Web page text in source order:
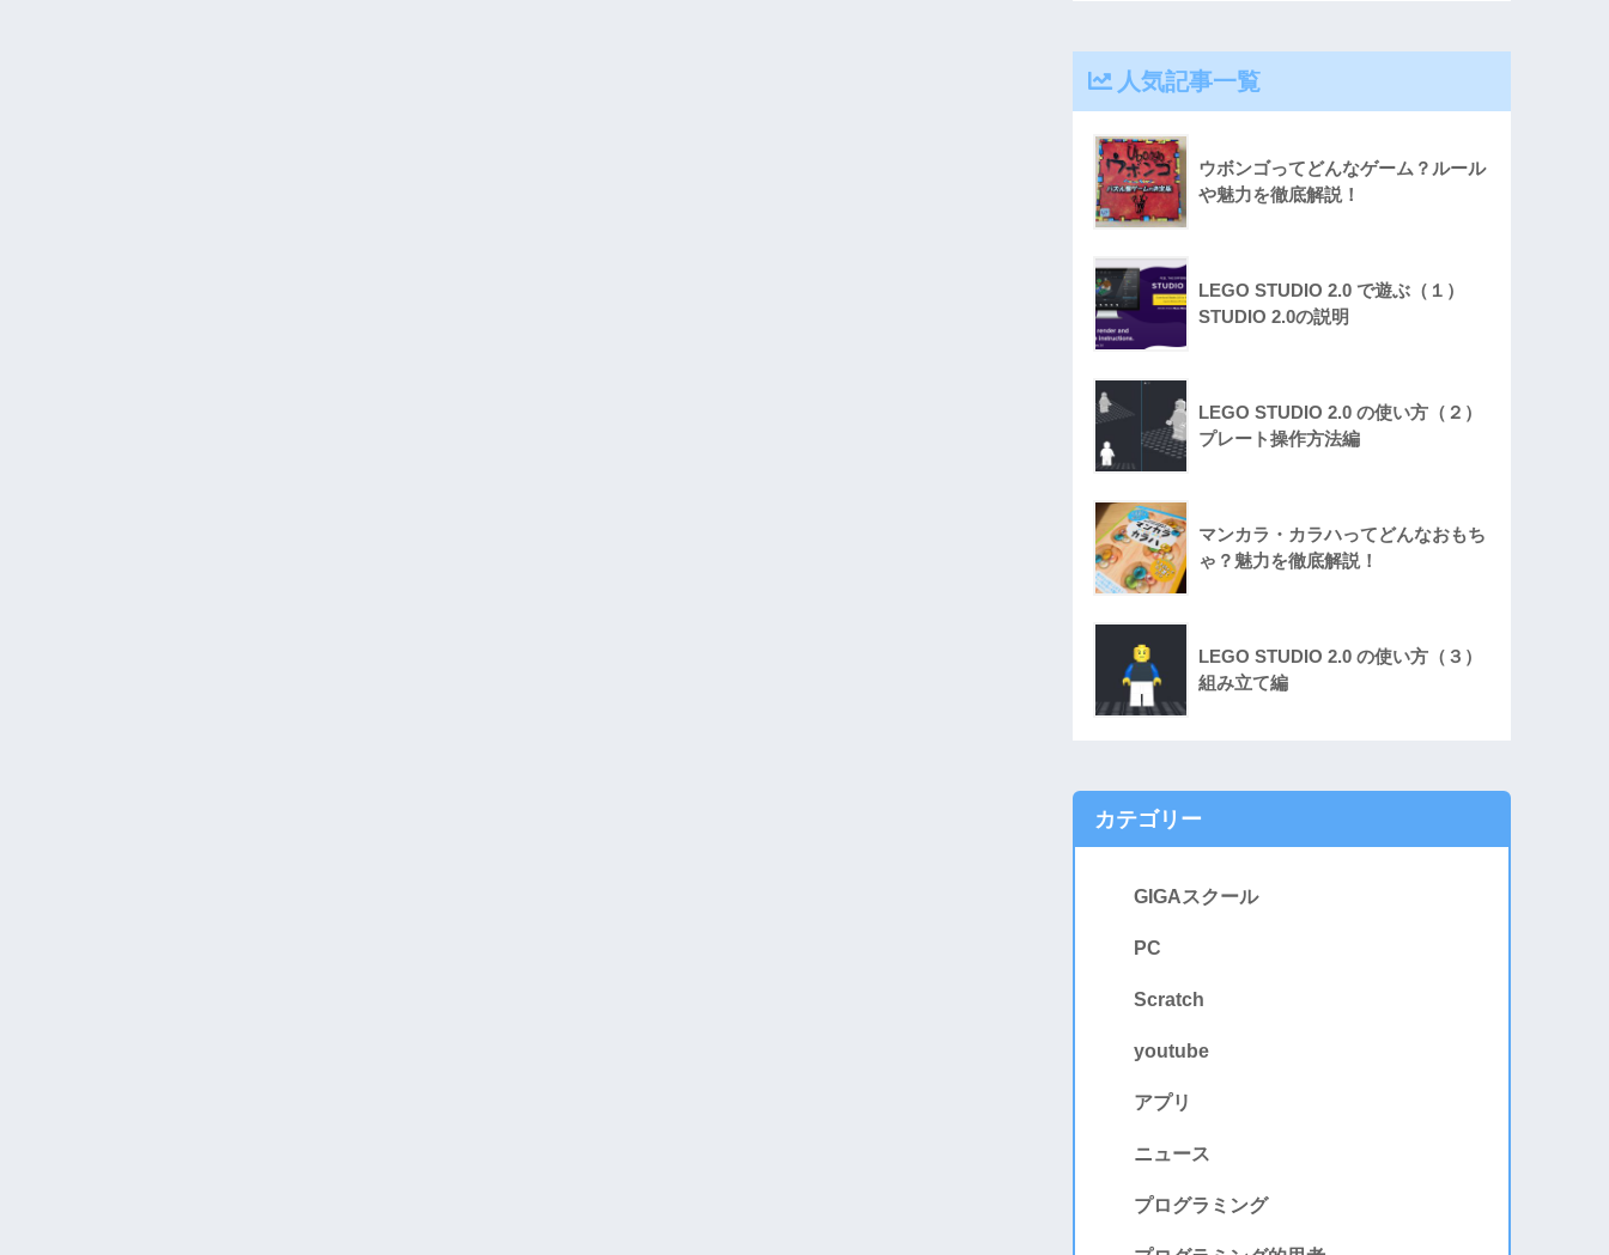
人気記事一覧
ウボンゴってどんなゲーム？ルール
や魅力を徹底解説！
LEGO STUDIO 2.0 で遊ぶ（１）
STUDIO 2.0の説明
LEGO STUDIO 2.0 の使い方（２）
プレート操作方法編
マンカラ・カラハってどんなおもち
ゃ？魅力を徹底解説！
LEGO STUDIO 2.0 の使い方（３）
組み立て編
カテゴリー
GIGAスクール
PC
Scratch
youtube
アプリ
ニュース
プログラミング